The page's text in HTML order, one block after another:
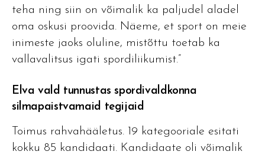
teha ning siin on võimalik ka paljudel aladel
oma oskusi proovida. Näeme, et sport on meie
inimeste jaoks oluline, mistõttu toetab ka
vallavalitsus igati spordiliikumist.”
Elva vald tunnustas spordivaldkonna
silmapaistvamaid tegijaid
Toimus rahvahääletus. 19 kategooriale esitati
kokku 85 kandidaati. Kandidaate oli võimalik